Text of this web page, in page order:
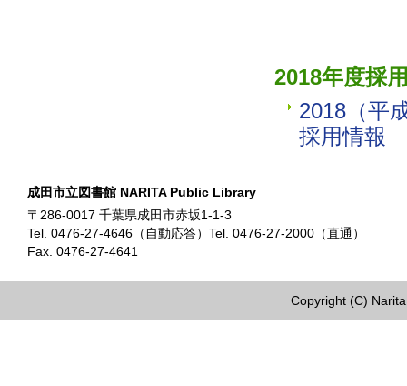
2018年度採
2018（平
採用情報
成田市立図書館 NARITA Public Library
〒286-0017 千葉県成田市赤坂1-1-3
Tel. 0476-27-4646（自動応答）Tel. 0476-27-2000（直通）
Fax. 0476-27-4641
Copyright (C)